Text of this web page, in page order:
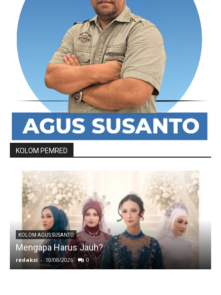
KOLOM PEMRED
KOLOM AGUS SUSANTO
Mengapa Harus Jauh?
redaksi - 10/08/2026 0